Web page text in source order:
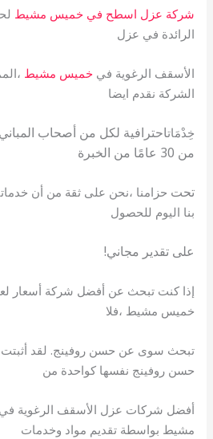
شركة عزل اسطح في خميس مشيط
الرائدة في عزل
الأسقف الرغوية في خميس مشيط
الشركة نقدم ايضا
خِدْمَاتاحترافية لكل من أصحاب
من 30 عامًا من الخبرة
تحت حزامنا ،نحن على ثقة من أن
بنا اليوم للحصول
على تقدير مجاني!
إذا كنت تبحث عن أفضل شركة أسعار
خميس مشيط ،فلا
تبحث سوى عن حسن روفينج. لقد
حسن روفينج نفسها كواحدة من
أفضل شركات عزل الأسقف الرغوية
مشيط بواسطة تقديم مواد وخدمات